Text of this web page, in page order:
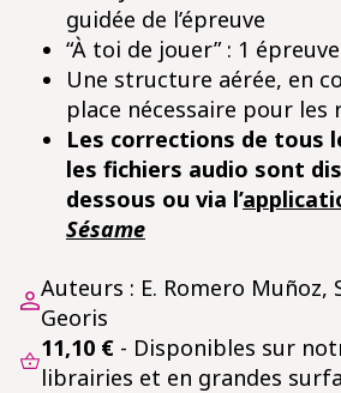
guidée de l’épreuve
“À toi de jouer” : 1
Une structure aérée, en
place nécessaire pour les
Les corrections de tous
les fichiers audio sont
dessous ou via l’
Sésame
Auteurs : E. Romero Muñoz,
Georis
11,10 € - Disponibles sur
librairies et en grandes